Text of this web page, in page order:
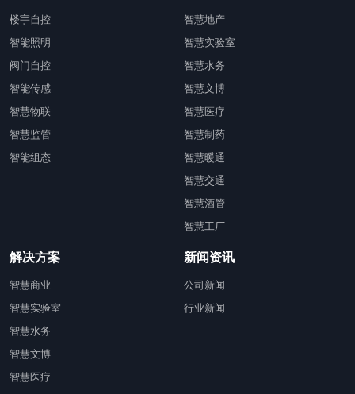
楼宇自控
智能照明
阀门自控
智能传感
智慧物联
智慧监管
智能组态
智慧地产
智慧实验室
智慧水务
智慧文博
智慧医疗
智慧制药
智慧暖通
智慧交通
智慧酒管
智慧工厂
解决方案
智慧商业
智慧实验室
智慧水务
智慧文博
智慧医疗
新闻资讯
公司新闻
行业新闻